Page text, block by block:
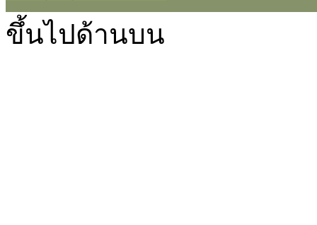
GMT+7, 2026-8-6 15:27
Powered by Discuz! X2.5Language by
ขึ้นไปด้านบน